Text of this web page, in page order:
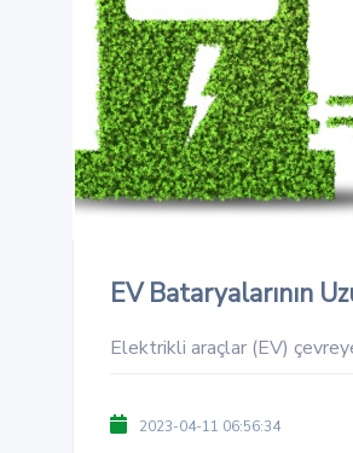
EV Bataryalarının
Elektrikli araçlar (EV)
2023-04-11 06:56:34